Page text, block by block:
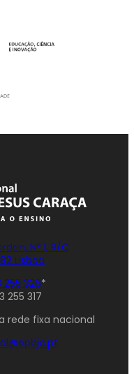
Nº 1, R/C
Lisboa
255 326*
255 317
rede fixa nacional